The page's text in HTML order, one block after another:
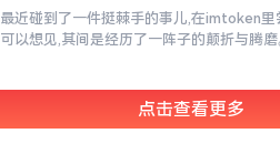
最近碰到了一件挺棘手的事儿,在imtoken
可以想见,其间是经历了一阵子的颠折与腾
点击查看更多